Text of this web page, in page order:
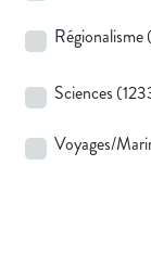
Régionalisme
Sciences
Voyages/